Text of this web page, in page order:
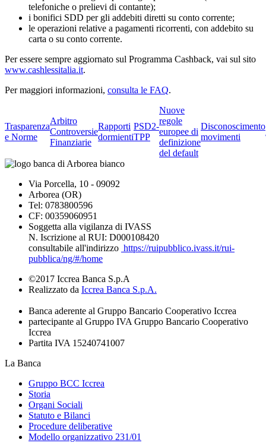
telefoniche o prelievi di contante);
i bonifici SDD per gli addebiti diretti su conto corrente;
le operazioni relative a pagamenti ricorrenti, con addebito su
carta o su conto corrente.
Per essere sempre aggiornato sul Programma Cashback, vai sul sito
www.cashlessitalia.it.
Per maggiori informazioni, consulta le FAQ.
Trasparenza
e Norme
Arbitro
Controversie
Finanziarie
Rapporti
dormienti
PSD2-
TPP
Nuove
regole
europee di
definizione
del default
Disconoscimento
movimenti
Via Porcella, 10 - 09092
Arborea (OR)
Tel: 0783800596
CF: 00359060951
Soggetta alla vigilanza di IVASS
N. Iscrizione al RUI: D000108420
consultabile all'indirizzo https://ruipubblico.ivass.it/rui-
pubblica/ng/#/home
©2017 Iccrea Banca S.p.A
Realizzato da Iccrea Banca S.p.A.
Banca aderente al Gruppo Bancario Cooperativo Iccrea
partecipante al Gruppo IVA Gruppo Bancario Cooperativo
Iccrea
Partita IVA 15240741007
La Banca
Gruppo BCC Iccrea
Storia
Organi Sociali
Statuto e Bilanci
Procedure deliberative
Modello organizzativo 231/01